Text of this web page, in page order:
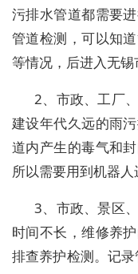
污排水管道都需要
管道检测，可以知
等情况，后进入无锡
2、市政、工厂
建设年代久远的雨
道内产生的毒气和
所以需要用到机器人
3、市政、景区
时间不长，维修养
排查养护检测。记